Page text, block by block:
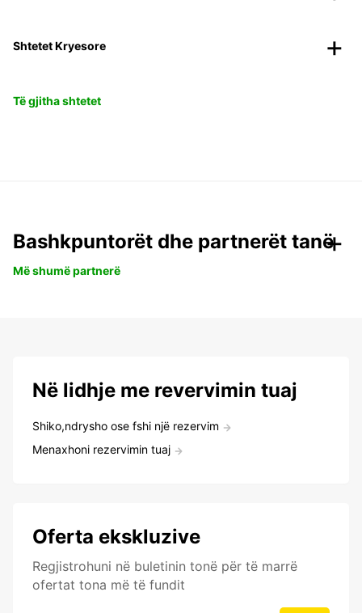
Shtetet Kryesore
Të gjitha shtetet
Bashkpuntorët dhe partnerët tanë
Më shumë partnerë
Në lidhje me revervimin tuaj
Shiko,ndrysho ose fshi një rezervim
Menaxhoni rezervimin tuaj
Oferta ekskluzive
Regjistrohuni në buletinin tonë për të marrë
ofertat tona më të fundit